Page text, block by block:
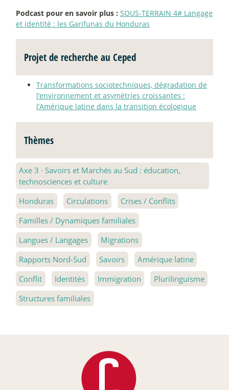
Podcast pour en savoir plus : SOUS-TERRAIN 4# Langage
et identité : les Garifunas du Honduras
Projet de recherche au Ceped
Transformations sociotechniques, dégradation de
l’environnement et asymétries croissantes :
l’Amérique latine dans la transition écologique
Thèmes
Axe 3 · Savoirs et Marchés au Sud : éducation,
technosciences et culture
Honduras
Circulations
Crises / Conflits
Familles / Dynamiques familiales
Langues / Langages
Migrations
Rapports Nord-Sud
Savoirs
Amérique latine
Conflit
Identités Immigration
Plurilinguisme
Structures familiales